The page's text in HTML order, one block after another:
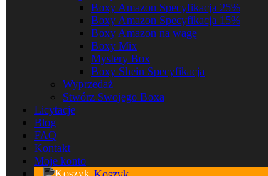
Boxy Amazon Specyfikacja 25%
Boxy Amazon Specyfikacja 15%
Boxy Amazon na wagę
Boxy Mix
Mystery Box
Boxy Shein Specyfikacja
Wyprzedaż
Stwórz Swojego Boxa
Licytacje
Blog
FAQ
Kontakt
Moje konto